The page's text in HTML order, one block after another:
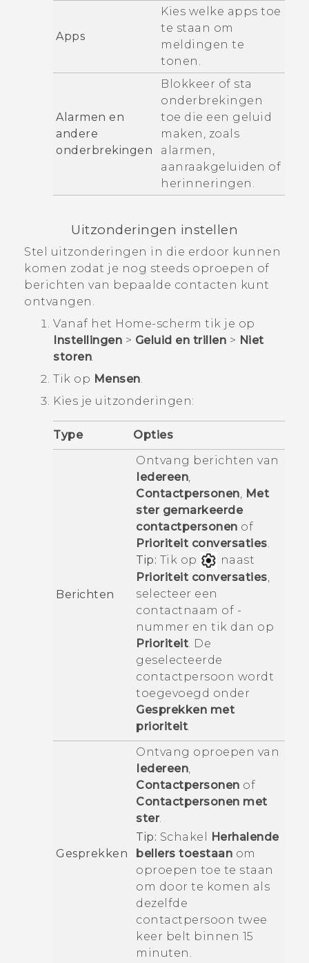
Apps
Kies welke apps toe
te staan om
meldingen te
tonen.
Alarmen en
andere
onderbrekingen
Blokkeer of sta
onderbrekingen
toe die een geluid
maken, zoals
alarmen,
aanraakgeluiden of
herinneringen.
Uitzonderingen instellen
Stel uitzonderingen in die erdoor kunnen
komen zodat je nog steeds oproepen of
berichten van bepaalde contacten kunt
ontvangen.
Vanaf het Home-scherm tik je op
Instellingen > Geluid en trillen > Niet
storen.
Tik op Mensen.
Kies je uitzonderingen:
Type Opties
Berichten
Ontvang berichten van
Iedereen,
Contactpersonen, Met
ster gemarkeerde
contactpersonen of
Prioriteit conversaties.
Tip: Tik op
naast
Prioriteit conversaties,
selecteer een
contactnaam of -
nummer en tik dan op
Prioriteit. De
geselecteerde
contactpersoon wordt
toegevoegd onder
Gesprekken met
prioriteit.
Gesprekken
Ontvang oproepen van
Iedereen,
Contactpersonen of
Contactpersonen met
ster.
Tip: Schakel
Herhalende
bellers toestaan om
oproepen toe te staan
om door te komen als
dezelfde
contactpersoon twee
keer belt binnen 15
minuten.